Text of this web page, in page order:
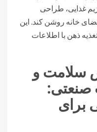
غذایی، طراحی
خانه روشن کند. این
ذهن با اطلاعات
سلامت و
صنعتی:
برای